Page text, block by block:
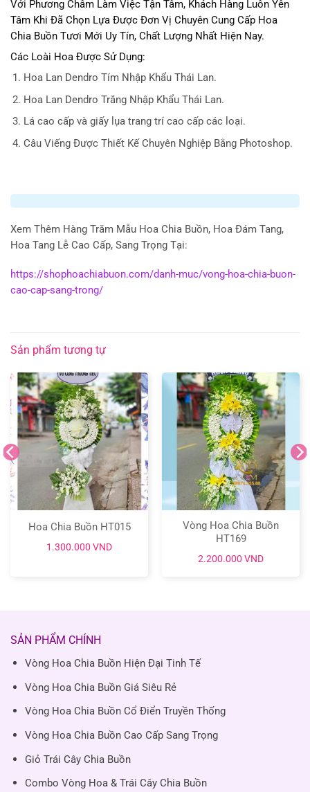
Với Phương Châm Làm Việc Tận Tâm, Khách Hàng Luôn Yên
Tâm Khi Đã Chọn Lựa Được Đơn Vị Chuyên Cung Cấp Hoa
Chia Buồn Tươi Mới Uy Tín, Chất Lượng Nhất Hiện Nay.
Các Loài Hoa Được Sử Dụng:
Hoa Lan Dendro Tím Nhập Khẩu Thái Lan.
Hoa Lan Dendro Trắng Nhập Khẩu Thái Lan.
Lá cao cấp và giấy lụa trang trí cao cấp các loại.
Câu Viếng Được Thiết Kế Chuyên Nghiệp Bằng Photoshop.
Xem Thêm Hàng Trăm Mẫu Hoa Chia Buồn, Hoa Đám Tang,
Hoa Tang Lễ Cao Cấp, Sang Trọng Tại:
https://shophoachiabuon.com/danh-muc/vong-hoa-chia-buon-
cao-cap-sang-trong/
Sản phẩm tương tự
Hoa Chia Buồn HT015
1.300.000 VND
Vòng Hoa Chia Buồn
HT169
2.200.000 VND
SẢN PHẨM CHÍNH
Vòng Hoa Chia Buồn Hiện Đại Tinh Tế
Vòng Hoa Chia Buồn Giá Siêu Rẻ
Vòng Hoa Chia Buồn Cổ Điển Truyền Thống
Vòng Hoa Chia Buồn Cao Cấp Sang Trọng
Giỏ Trái Cây Chia Buồn
Combo Vòng Hoa & Trái Cây Chia Buồn